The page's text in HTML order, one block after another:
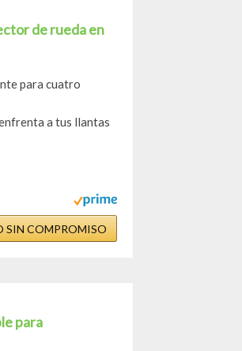
de rueda en
para cuatro
a tus llantas
SIN COMPROMISO
para